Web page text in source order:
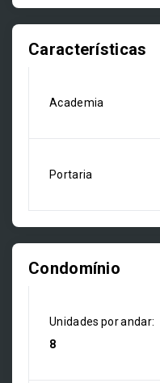
Características
Academia
Portaria
Condomínio
Unidades por andar:
8